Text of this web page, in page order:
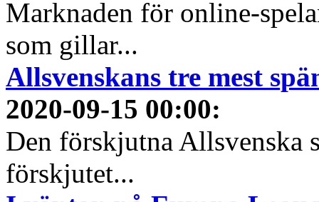
Marknaden för online-
som gillar...
Allsvenskans tre mest
2020-09-15 00:00:
Den förskjutna Allsvenska
förskjutet...